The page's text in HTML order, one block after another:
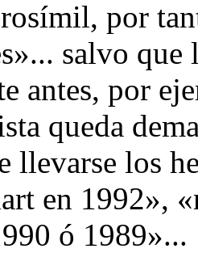
por
salvo que
antes, por
queda
llevarse los
en 1992»,
ó 1989»...